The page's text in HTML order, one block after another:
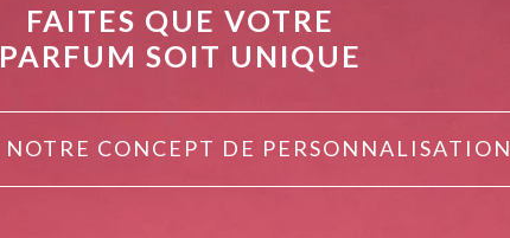
FAITES QUE VOTRE
PARFUM SOIT UNIQUE
NOTRE CONCEPT DE PERSONNALISATION